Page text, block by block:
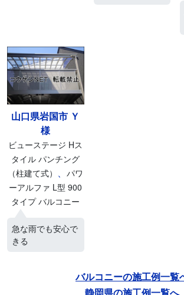
山口県岩国市 Ｙ
様
ビューステージ Hス
タイル パンチング
（柱建て式） 、パワ
ーアルファ L型 900
タイプ バルコニー
急な雨でも安心で
きる
バルコニーの施工例一覧
静岡県の施工例一覧へ